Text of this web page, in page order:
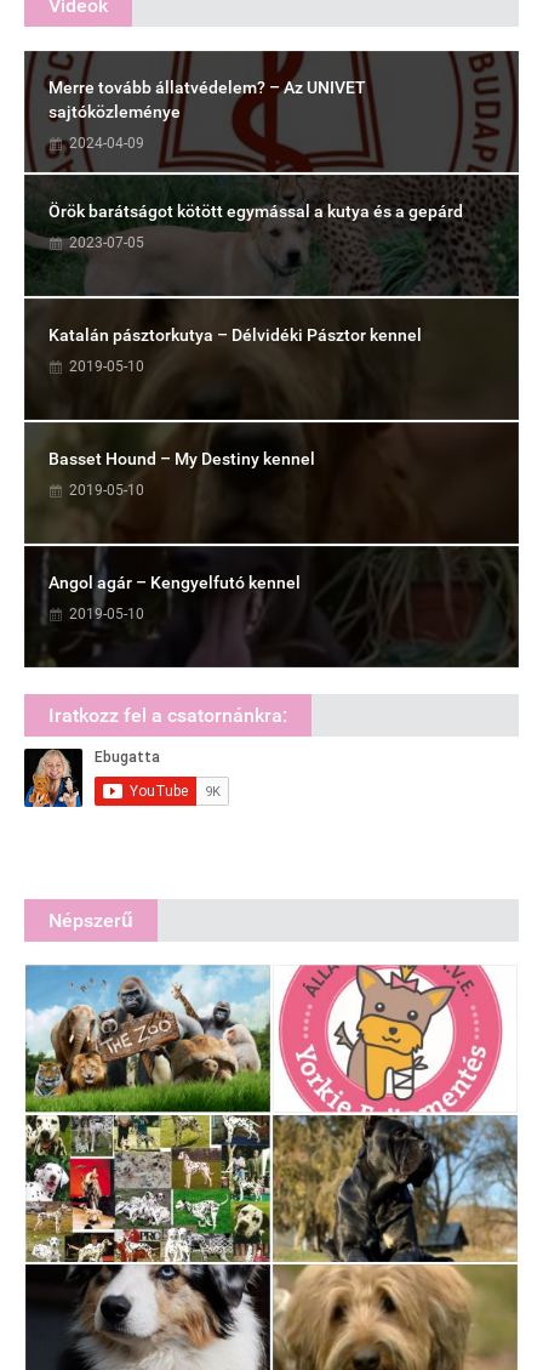
Videók
Merre tovább állatvédelem? – Az UNIVET
sajtóközleménye
2024-04-09
Örök barátságot kötött egymással a kutya és a gepárd
2023-07-05
Katalán pásztorkutya – Délvidéki Pásztor kennel
2019-05-10
Basset Hound – My Destiny kennel
2019-05-10
Angol agár – Kengyelfutó kennel
2019-05-10
Iratkozz fel a csatornánkra:
Népszerű